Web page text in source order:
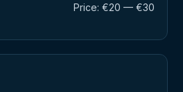
Price: €20 — €30